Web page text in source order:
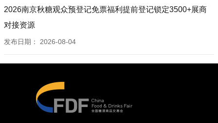
2026南京秋糖观众预登记免票福利提前登记锁定3500+展商
对接资源
发布日期： 2026-08-04